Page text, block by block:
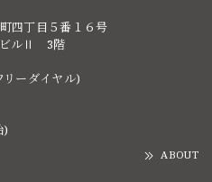
四丁目５番１６号
ビルⅡ 3階
リーダイヤル)
)
ABOUT